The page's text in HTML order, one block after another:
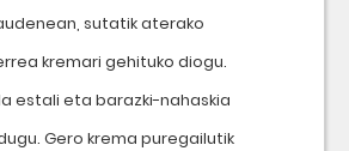
sutatik aterako
kremari gehituko diogu.
estali eta barazki-nahaskia
Gero krema puregailutik